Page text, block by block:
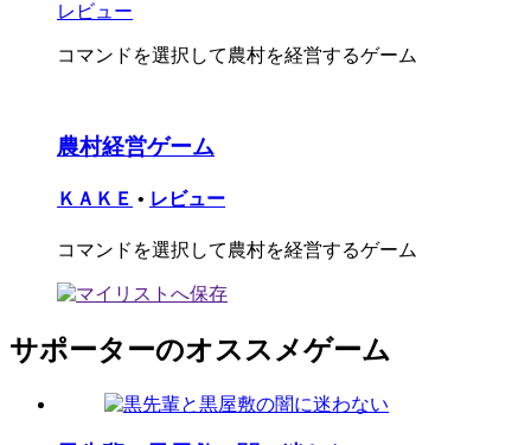
レビュー
コマンドを選択して農村を経営するゲーム
農村経営ゲーム
ＫＡＫＥ • レビュー
コマンドを選択して農村を経営するゲーム
サポーターのオススメゲーム